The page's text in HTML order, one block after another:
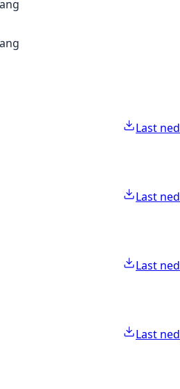
Last ned
Last ned
Last ned
Last ned